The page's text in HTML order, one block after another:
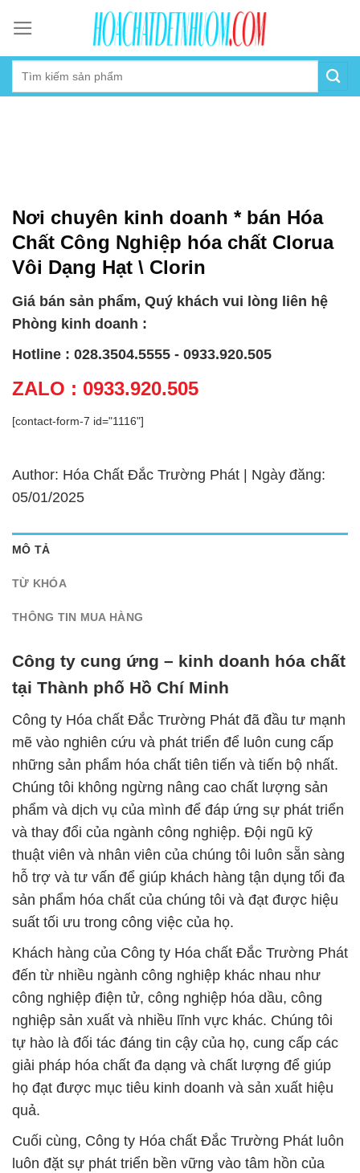
content
Nơi chuyên kinh doanh * bán Hóa
Chất Công Nghiệp hóa chất Clorua
Vôi Dạng Hạt \ Clorin
Giá bán sản phẩm, Quý khách vui lòng liên hệ
Phòng kinh doanh :
Hotline : 028.3504.5555 - 0933.920.505
ZALO : 0933.920.505
[contact-form-7 id="1116"]
Author: Hóa Chất Đắc Trường Phát | Ngày đăng:
05/01/2025
MÔ TẢ
TỪ KHÓA
THÔNG TIN MUA HÀNG
Công ty cung ứng – kinh doanh hóa chất
tại Thành phố Hồ Chí Minh
Công ty Hóa chất Đắc Trường Phát đã đầu tư mạnh
mẽ vào nghiên cứu và phát triển để luôn cung cấp
những sản phẩm hóa chất tiên tiến và tiến bộ nhất.
Chúng tôi không ngừng nâng cao chất lượng sản
phẩm và dịch vụ của mình để đáp ứng sự phát triển
và thay đổi của ngành công nghiệp. Đội ngũ kỹ
thuật viên và nhân viên của chúng tôi luôn sẵn sàng
hỗ trợ và tư vấn để giúp khách hàng tận dụng tối đa
sản phẩm hóa chất của chúng tôi và đạt được hiệu
suất tối ưu trong công việc của họ.
Khách hàng của Công ty Hóa chất Đắc Trường Phát
đến từ nhiều ngành công nghiệp khác nhau như
công nghiệp điện tử, công nghiệp hóa dầu, công
nghiệp sản xuất và nhiều lĩnh vực khác. Chúng tôi
tự hào là đối tác đáng tin cậy của họ, cung cấp các
giải pháp hóa chất đa dạng và chất lượng để giúp
họ đạt được mục tiêu kinh doanh và sản xuất hiệu
quả.
Cuối cùng, Công ty Hóa chất Đắc Trường Phát luôn
luôn đặt sự phát triển bền vững vào tâm hồn của